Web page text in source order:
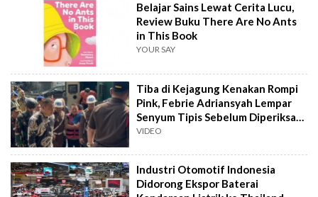
Belajar Sains Lewat Cerita Lucu,
Review Buku There Are No Ants
in This Book
YOUR SAY
Tiba di Kejagung Kenakan Rompi
Pink, Febrie Adriansyah Lempar
Senyum Tipis Sebelum Diperiksa
Tim 9
VIDEO
Industri Otomotif Indonesia
Didorong Ekspor Baterai